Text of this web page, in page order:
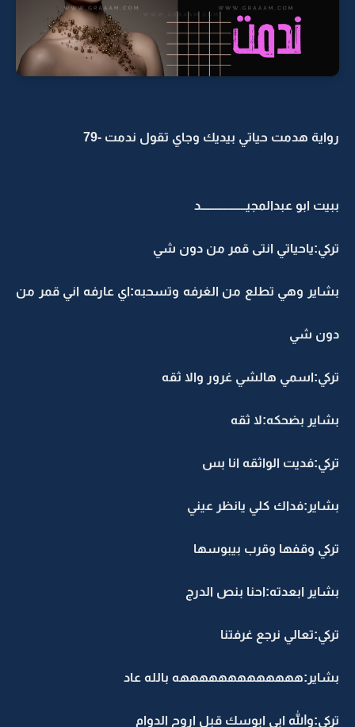
رواية هدمت حياتي بيديك وجاي تقول ندمت -79
ببيت ابو عبدالمجيـــــــــــــــــــد
تركي:ياحياتي انتى قمر من دون شي
بشاير وهي تطلع من الغرفه وتسحبه:اي عارفه اني قمر من
دون شي
تركي:اسمي هالشي غرور والا ثقه
بشاير بضحكه:لا ثقه
تركي:فديت الواثقه انا بس
بشاير:فداك كلي يانظر عيني
تركي وقفها وقرب بيبوسها
بشاير ابعدته:احنا بنص الدرج
تركي:تعالي نرجع غرفتنا
بشاير:هههههههههههههه بالله عاد
تركي:والله ابي ابوسك قبل اروح الدوام